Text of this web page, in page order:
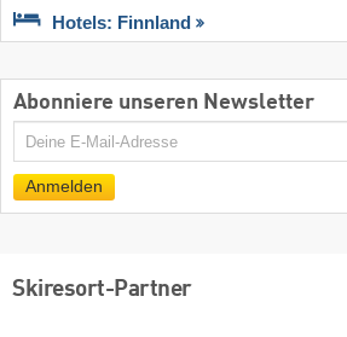
Hotels: Finnland
Abonniere unseren Newsletter
E-
Mail
Anmelden
Skiresort-Partner